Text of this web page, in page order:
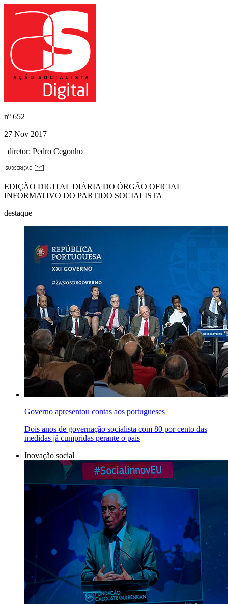
nº 652
27 Nov 2017
| diretor: Pedro Cegonho
EDIÇÃO DIGITAL DIÁRIA DO ÓRGÃO OFICIAL
INFORMATIVO DO PARTIDO SOCIALISTA
destaque
Governo apresentou contas aos portugueses
Dois anos de governação socialista com 80 por cento das
medidas já cumpridas perante o país
Inovação social